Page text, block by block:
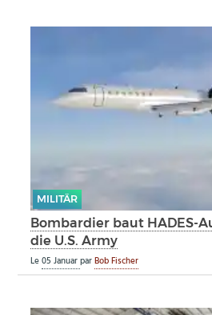
MILITÄR
Bombardier baut HADES-
die U.S. Army
Le05 JanuarparBob Fischer